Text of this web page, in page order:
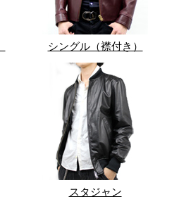
シングル（襟付き）
スタジャン